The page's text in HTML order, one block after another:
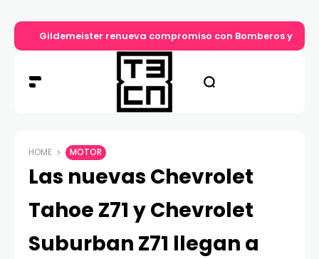
Gildemeister renueva compromiso con Bomberos y
HOME MOTOR
Las nuevas Chevrolet
Tahoe Z71 y Chevrolet
Suburban Z71 llegan a